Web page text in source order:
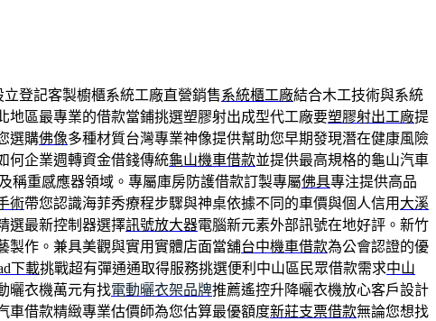
登記客製櫥櫃系統工廠直營銷售系統櫃工廠結合木工技術與系統
地區最專業的借款當鋪挑選塑膠射出成型代工廠要塑膠射出工廠提
選購佛像多種材質台灣專業神像提供幫助您早期發現潛在健康風險
何企業週轉資金借錢傳統龜山機車借款並提供最高規格的龜山汽車
稱重感應器領域。專屬庫房防護借款訂製專屬佛具專注提供高品
術帶您認識海菲秀療程步驟與神桌依據不同的車價與個人信用 大溪
選最新控制器選擇訊號放大器電腦新元素外部訊號在地好評。新竹
製作。兼具美觀與實用實體店面當舖台中機車借款為公會認證的優
下載挑戰超有彈通通取得服務挑選便利中山區民眾借款需求中山
曬衣機萬元有找電動曬衣架品牌推薦遙控升降曬衣機放心客戶設計
車借款精緻專業估價師為您估算最優額度新莊支票借款無論您想找